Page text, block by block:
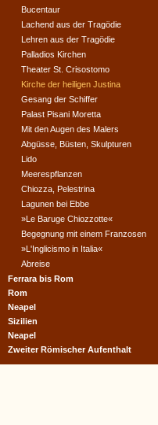
Bucentaur
Lachend aus der Tragödie
Lehren aus der Tragödie
Palladios Kirchen
Theater St. Crisostomo
Kirche der heiligen Justina
Gesang der Schiffer
Palast Pisani Moretta
Mit den Augen des Malers
Abgüsse, Büsten, Skulpturen
Lido
Meerespflanzen
Chiozza, Pelestrina
Lagunen bei Ebbe
»Le Baruge Chiozzotte«
Begegnung mit einem Franzosen
»L'Inglicismo in Italia«
Abreise
Ferrara bis Rom
Rom
Neapel
Sizilien
Neapel
Zweiter Römischer Aufenthalt